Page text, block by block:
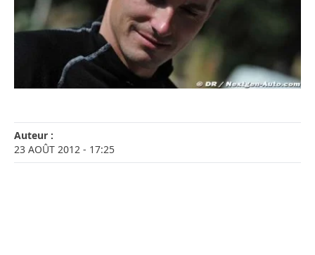
Auteur :
23 AOÛT 2012 - 17:25